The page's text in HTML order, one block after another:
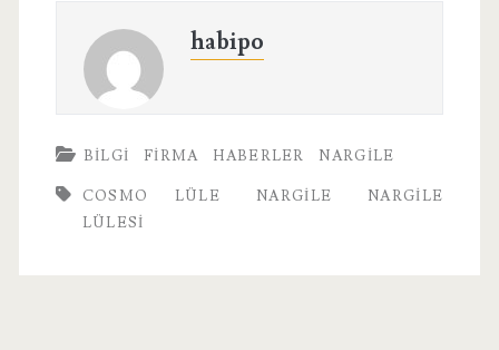
habipo
BILGI FIRMA HABERLER NARGILE
COSMO LÜLE NARGILE
NARGILE
LÜLESI